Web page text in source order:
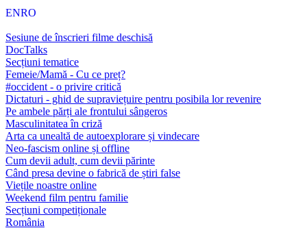
ENRO
Sesiune de înscrieri filme deschisă
DocTalks
Secțiuni tematice
Femeie/Mamă - Cu ce preț?
#occident - o privire critică
Dictaturi - ghid de supraviețuire pentru posibila lor revenire
Pe ambele părți ale frontului sângeros
Masculinitatea în criză
Arta ca unealtă de autoexplorare și vindecare
Neo-fascism online și offline
Cum devii adult, cum devii părinte
Când presa devine o fabrică de știri false
Viețile noastre online
Weekend film pentru familie
Secțiuni competiționale
România